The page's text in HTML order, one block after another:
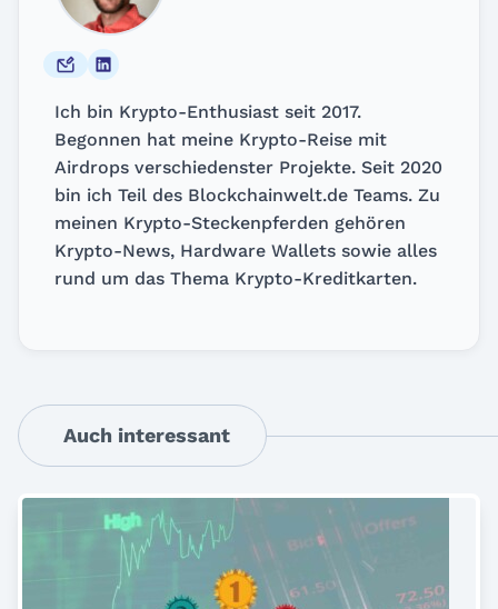
Ich bin Krypto-Enthusiast seit 2017.
Begonnen hat meine Krypto-Reise mit
Airdrops verschiedenster Projekte. Seit 2020
bin ich Teil des Blockchainwelt.de Teams. Zu
meinen Krypto-Steckenpferden gehören
Krypto-News, Hardware Wallets sowie alles
rund um das Thema Krypto-Kreditkarten.
Auch interessant